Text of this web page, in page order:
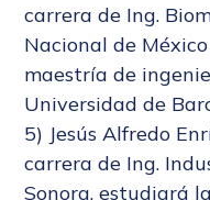
carrera de Ing.
Nacional de
maestría de
Universidad de
5) Jesús Alfredo
carrera de Ing.
Sonora, estudiará